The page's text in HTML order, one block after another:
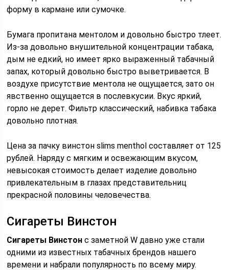
форму в кармане или сумочке.
Бумага пропитана ментолом и довольно быстро тлеет.
Из-за довольно внушительной концентрации табака,
дым не едкий, но имеет ярко выраженный табачный
запах, который довольно быстро выветривается. В
воздухе присутствие ментола не ощущается, зато он
явственно ощущается в послевкусии. Вкус яркий,
горло не дерет. Фильтр классический, набивка табака
довольно плотная.
Цена за пачку винстон slims menthol составляет от 125
рублей. Наряду с мягким и освежающим вкусом,
невысокая стоимость делает изделие довольно
привлекательным в глазах представительниц
прекрасной половины человечества.
Сигареты Винстон
Сигареты Винстон с заметной W давно уже стали
одними из известных табачных брендов нашего
времени и набрали популярность по всему миру.